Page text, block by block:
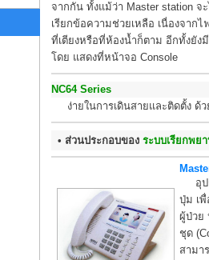
จากกัน ทั้งแม้ว่า Master station จ
เรียกข้อความช่วยเหลือ เนื่องจาก
ที่เตียงหรือที่ห้องน้ำก็ตาม อีกทั้งยั
โดย แสดงที่หน้าจอ Console
NC64 Series
ง่ายในการเดินสายและติดตั้ง ด้ว
• ส่วนประกอบของ ระบบเรียกพย
อุปก
ปุ่ม เ
ผู้ป่วย
ชุด
สามา